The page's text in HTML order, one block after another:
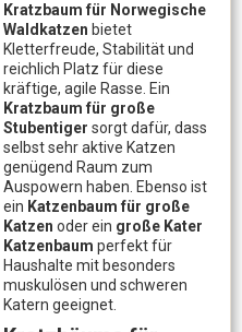
Kratzbaum für Norwegische
Waldkatzen bietet
Kletterfreude, Stabilität und
reichlich Platz für diese
kräftige, agile Rasse. Ein
Kratzbaum für große
Stubentiger sorgt dafür, dass
selbst sehr aktive Katzen
genügend Raum zum
Auspowern haben. Ebenso ist
ein Katzenbaum für große
Katzen oder ein große Kater
Katzenbaum perfekt für
Haushalte mit besonders
muskulösen und schweren
Katern geeignet.